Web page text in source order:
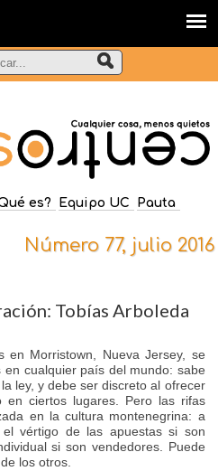
es? Equipo UC Pauta
Número 77, julio 2016
Tobías Arboleda
en Morristown, Nueva Jersey, se
cualquier país del mundo: sabe
ley, y debe ser discreto al ofrecer
en ciertos lugares. Pero las rifas
en la cultura montenegrina: a
vértigo de las apuestas si son
si son vendedores. Puede
los otros.